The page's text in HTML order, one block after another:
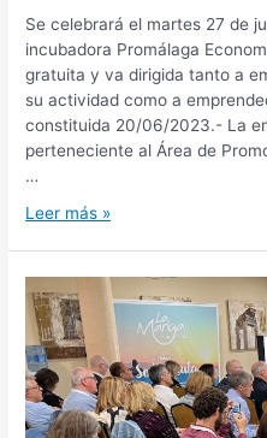
Se celebrará el martes 27 de
incubadora Promálaga
gratuita y va dirigida tanto a
su actividad como a
constituida 20/06/2023.- La
perteneciente al Área de
…
Leer más »